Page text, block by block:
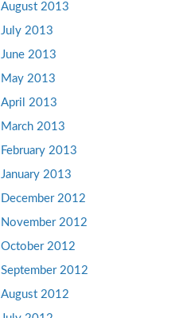
August 2013
July 2013
June 2013
May 2013
April 2013
March 2013
February 2013
January 2013
December 2012
November 2012
October 2012
September 2012
August 2012